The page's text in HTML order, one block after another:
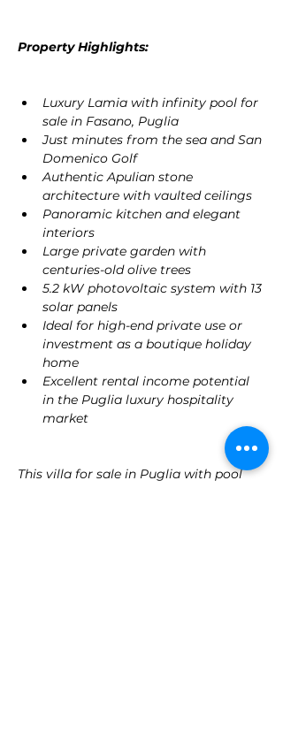
Property Highlights:
Luxury Lamia with infinity pool for
sale in Fasano, Puglia
Just minutes from the sea and San
Domenico Golf
Authentic Apulian stone
architecture with vaulted ceilings
Panoramic kitchen and elegant
interiors
Large private garden with
centuries-old olive trees
5.2 kW photovoltaic system with 13
solar panels
Ideal for high-end private use or
investment as a boutique holiday
home
Excellent rental income potential
in the Puglia luxury hospitality
market
This villa for sale in Puglia with pool